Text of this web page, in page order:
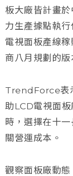
板大廠皆計畫
力生產據點執
電視面板產線
商八月規劃的
TrendForce表
助LCD電視面
時，選擇在十
關營運成本。
觀察面板廠動